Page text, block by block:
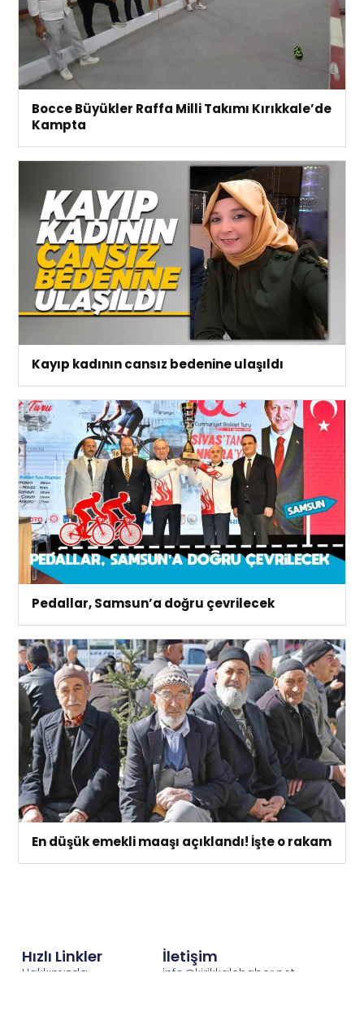
Bocce Büyükler Raffa Milli Takımı Kırıkkale’de
Kampta
Kayıp kadının cansız bedenine ulaşıldı
Pedallar, Samsun’a doğru çevrilecek
En düşük emekli maaşı açıklandı! İşte o rakam
Hızlı Linkler
Hakkımızda
İletişim
info@kirikkalehaber.net